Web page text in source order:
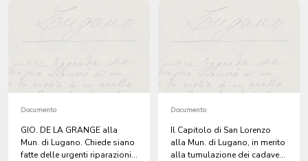
CIMITERO dei PROTESTANTI
di LORETO.
Documento
GIO. DE LA GRANGE alla
Mun. di Lugano. Chiede siano
fatte delle urgenti riparazioni
Documento
Il Capitolo di San Lorenzo
alla Mun. di Lugano, in merito
alla tumulazione dei cadaveri